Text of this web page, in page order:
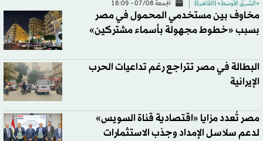
«الشرق الأوسط» (القاهرة) الجمعة 07/08 - 18:09
مخاوف بين مستخدمي المحمول في مصر
بسبب «خطوط مجهولة بأسماء مشتركين»
البطالة في مصر تتراجع رغم تداعيات الحرب
الإيرانية
مصر تُعدد مزايا «اقتصادية قناة السويس»
لدعم سلاسل الإمداد وجذب الاستثمارات